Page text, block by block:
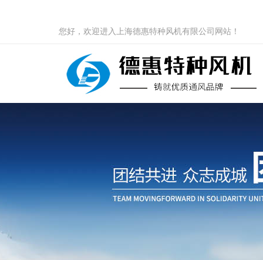
您好，欢迎进入上海德惠特种风机有限公司网站！